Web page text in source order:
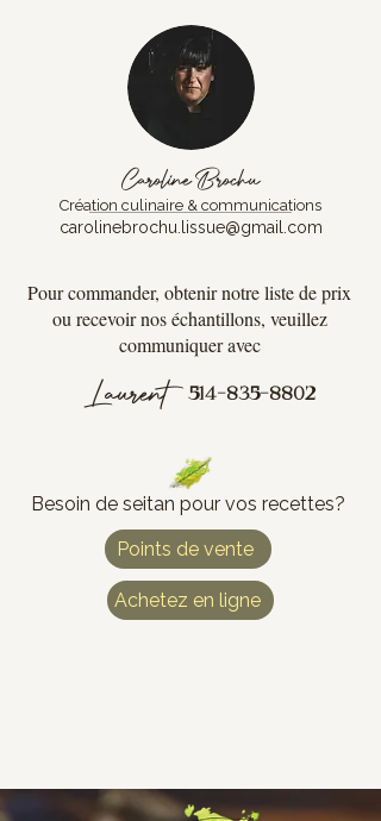
Caroline Brochu
Création culinaire & communications
carolinebrochu.lissue@gmail.com
Pour commander, obtenir notre liste de prix
ou recevoir nos échantillons, veuillez
communiquer avec
Laurent 514-835-8802
Besoin de seitan pour vos recettes?
Points de vente
Achetez en ligne